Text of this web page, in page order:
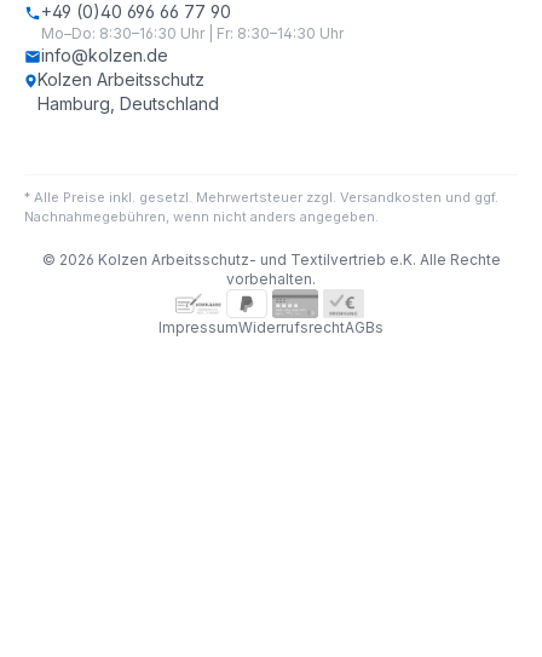
+49 (0)40 696 66 77 90
Mo–Do: 8:30–16:30 Uhr | Fr: 8:30–14:30 Uhr
info@kolzen.de
Kolzen Arbeitsschutz
Hamburg, Deutschland
* Alle Preise inkl. gesetzl. Mehrwertsteuer zzgl. Versandkosten und ggf.
Nachnahmegebühren, wenn nicht anders angegeben.
© 2026 Kolzen Arbeitsschutz- und Textilvertrieb e.K. Alle Rechte
vorbehalten.
ImpressumWiderrufsrechtAGBs